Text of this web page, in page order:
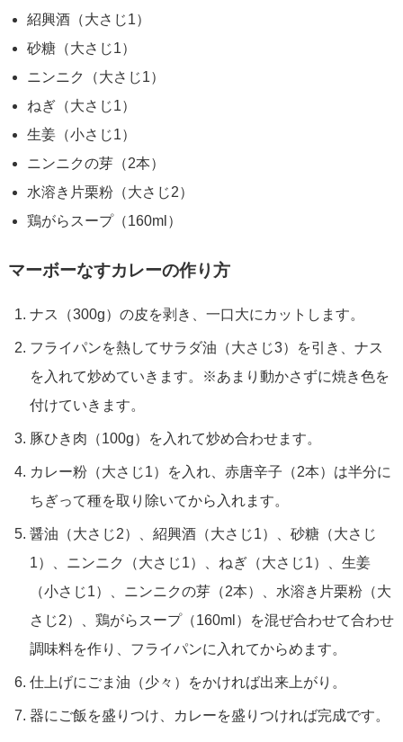
紹興酒（大さじ1）
砂糖（大さじ1）
ニンニク（大さじ1）
ねぎ（大さじ1）
生姜（小さじ1）
ニンニクの芽（2本）
水溶き片栗粉（大さじ2）
鶏がらスープ（160ml）
マーボーなすカレーの作り方
ナス（300g）の皮を剥き、一口大にカットします。
フライパンを熱してサラダ油（大さじ3）を引き、ナス
を入れて炒めていきます。※あまり動かさずに焼き色を
付けていきます。
豚ひき肉（100g）を入れて炒め合わせます。
カレー粉（大さじ1）を入れ、赤唐辛子（2本）は半分に
ちぎって種を取り除いてから入れます。
醤油（大さじ2）、紹興酒（大さじ1）、砂糖（大さじ
1）、ニンニク（大さじ1）、ねぎ（大さじ1）、生姜
（小さじ1）、ニンニクの芽（2本）、水溶き片栗粉（大
さじ2）、鶏がらスープ（160ml）を混ぜ合わせて合わせ
調味料を作り、フライパンに入れてからめます。
仕上げにごま油（少々）をかければ出来上がり。
器にご飯を盛りつけ、カレーを盛りつければ完成です。